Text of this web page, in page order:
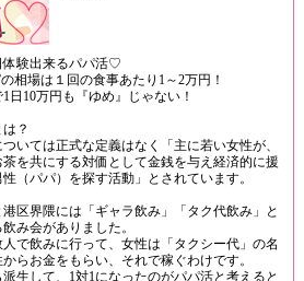
体験出来るパパ活♡
相場は１回の食事あたり1～2万円！
日10万円も『ゆめ』じゃない！
？
いては正式な定義はなく「主に若い女性が、
を共にする対価として金銭を与え経済的に援
（パパ）を探す活動」とされています。
港区界隈には「ギャラ飲み」「タク代飲み」と
み会がありました。
人で飲みに行って、女性は「タクシー代」の名
からお金をもらい、それで稼ぐわけです。
派生して、1対1になったのがパパ活と考えると